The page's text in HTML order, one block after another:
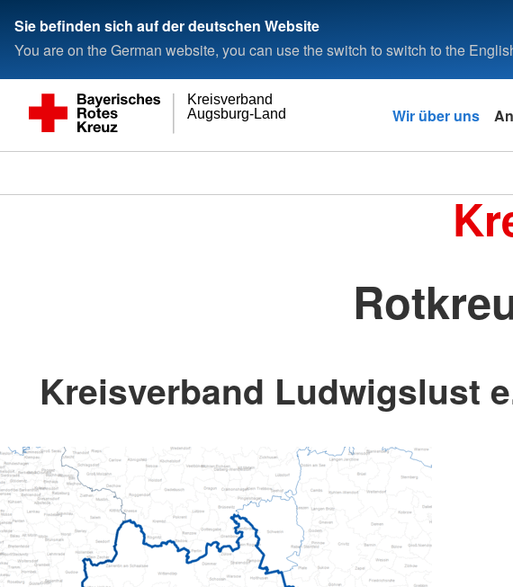
Sie befinden sich auf der deutschen Website
You are on the German website, you can use the switch to switch to the
Augsburg-Land
Kreisverband
Wir über uns
Kreisverband Ludwigslust